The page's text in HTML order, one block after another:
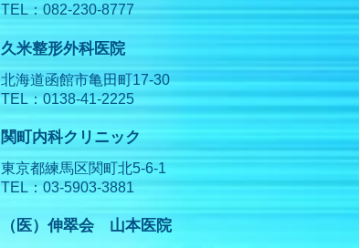
TEL：082-230-8777
久米整形外科医院
北海道函館市亀田町17-30
TEL：0138-41-2225
関町内科クリニック
東京都練馬区関町北5-6-1
TEL：03-5903-3881
（医）伸翠会 山本医院